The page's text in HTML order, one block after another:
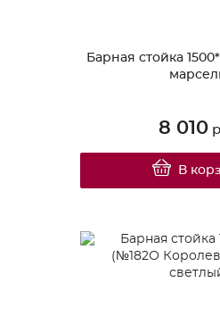
Барная стойка
8 010
В